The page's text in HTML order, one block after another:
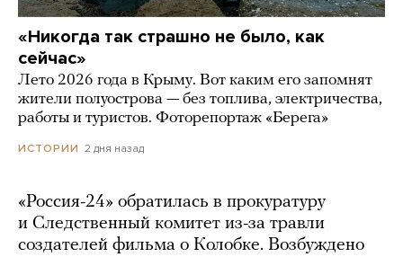
«Никогда так страшно не было, как
сейчас»
Лето 2026 года в Крыму. Вот каким его запомнят
жители полуострова — без топлива, электричества,
работы и туристов. Фоторепортаж «Берега»
ИСТОРИИ 2 дня назад
«Россия-24» обратилась в прокуратуру
и Следственный комитет из-за травли
создателей фильма о Колобке. Возбуждено